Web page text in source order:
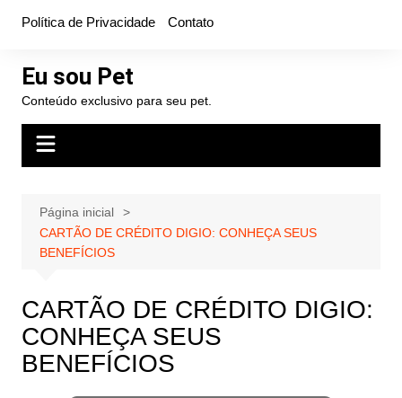
conteúdo
Política de Privacidade Contato
Eu sou Pet
Conteúdo exclusivo para seu pet.
Página inicial
CARTÃO DE CRÉDITO DIGIO: CONHEÇA SEUS
BENEFÍCIOS
CARTÃO DE CRÉDITO DIGIO:
CONHEÇA SEUS
BENEFÍCIOS